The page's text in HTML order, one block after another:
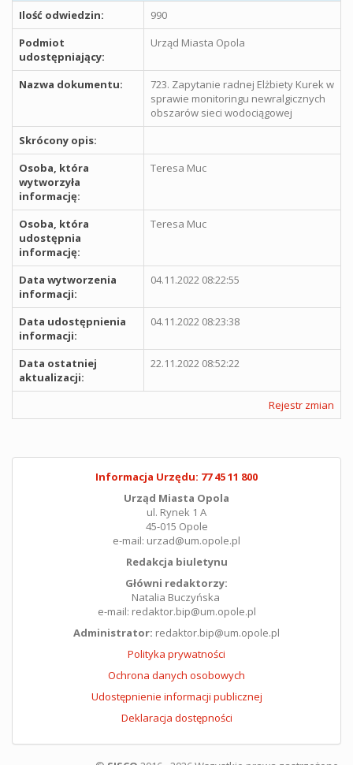
Ilość odwiedzin:
990
Podmiot
udostępniający:
Urząd Miasta Opola
Nazwa dokumentu:
723. Zapytanie radnej Elżbiety Kurek w
sprawie monitoringu newralgicznych
obszarów sieci wodociągowej
Skrócony opis:
Osoba, która
wytworzyła
informację:
Teresa Muc
Osoba, która
udostępnia
informację:
Teresa Muc
Data wytworzenia
informacji:
04.11.2022 08:22:55
Data udostępnienia
informacji:
04.11.2022 08:23:38
Data ostatniej
aktualizacji:
22.11.2022 08:52:22
Rejestr zmian
Informacja Urzędu: 77 45 11 800
Urząd Miasta Opola
ul. Rynek 1 A
45-015 Opole
e-mail: urzad@um.opole.pl
Redakcja biuletynu
Główni redaktorzy:
Natalia Buczyńska
e-mail: redaktor.bip@um.opole.pl
Administrator: redaktor.bip@um.opole.pl
Polityka prywatności
Ochrona danych osobowych
Udostępnienie informacji publicznej
Deklaracja dostępności